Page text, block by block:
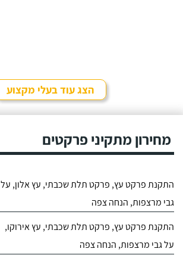
הצג עוד בעלי מקצוע
מחירון מתקיני פרקטים
התקנת פרקט עץ, פרקט תלת שכבתי, עץ אלון, על
גבי מרצפות, הנחה צפה
התקנת פרקט עץ, פרקט תלת שכבתי, עץ אירוקו,
על גבי מרצפות, הנחה צפה